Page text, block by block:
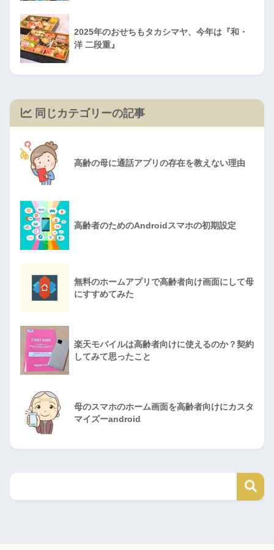
2025年のおせちもタカシマヤ、今年は『和・
洋 二段重』
同じカテゴリーの記事
高齢の母に通話アプリの存在を教えない理由
高齢者のためのAndroidスマホの初期設定
無料のホームアプリで高齢者向け画面にして母
にすすめてみた
楽天モバイルは高齢者向けに使えるのか？契約
してみて思ったこと
母のスマホのホーム画面を高齢者向けにカスタ
マイズーandroid